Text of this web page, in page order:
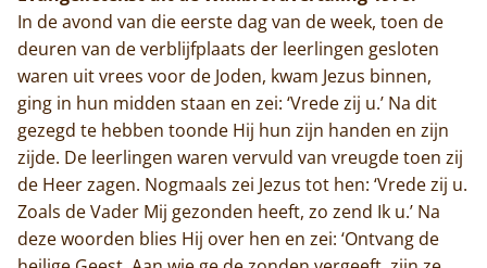
In de avond van die eerste dag van de week, toen de
deuren van de verblijfplaats der leerlingen gesloten
waren uit vrees voor de Joden, kwam Jezus binnen,
ging in hun midden staan en zei: ‘Vrede zij u.’ Na dit
gezegd te hebben toonde Hij hun zijn handen en zijn
zijde. De leerlingen waren vervuld van vreugde toen zij
de Heer zagen. Nogmaals zei Jezus tot hen: ‘Vrede zij u.
Zoals de Vader Mij gezonden heeft, zo zend Ik u.’ Na
deze woorden blies Hij over hen en zei: ‘Ontvang de